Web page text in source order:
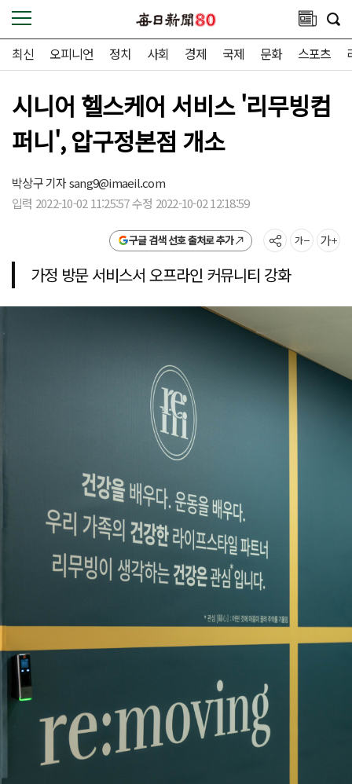
최신 오피니언 정치 사회 경제 국제 문화 스포츠
시니어 헬스케어 서비스 '리무빙컴
퍼니', 압구정본점 개소
박상구 기자sang9@imaeil.com
입력 2022-10-02 11:25:57 수정 2022-10-02 12:18:59
구글 검색 선호 출처로 추가
가정 방문 서비스서 오프라인 커뮤니티 강화